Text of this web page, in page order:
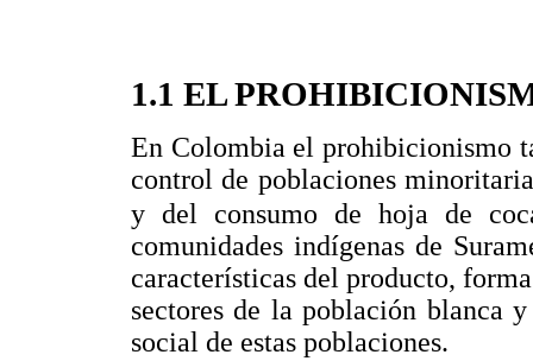
1.1 EL
En Colombia el prohibicionismo
control de poblaciones
y del consumo de hoja de
comunidades indígenas de
características del producto,
sectores de la población blanca
social de estas poblaciones.